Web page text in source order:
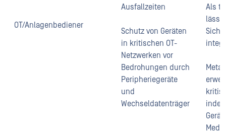
OT/Anlagenbediener
Ausfallzeiten
Schutz von Geräten
in kritischen OT-
Netzwerken vor
Bedrohungen durch
Peripheriegeräte
und
Wechseldatenträger
Als
lässt